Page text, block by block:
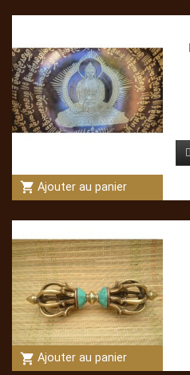
shopping_cart Ajouter au panier
shopping_cart Ajouter au panier